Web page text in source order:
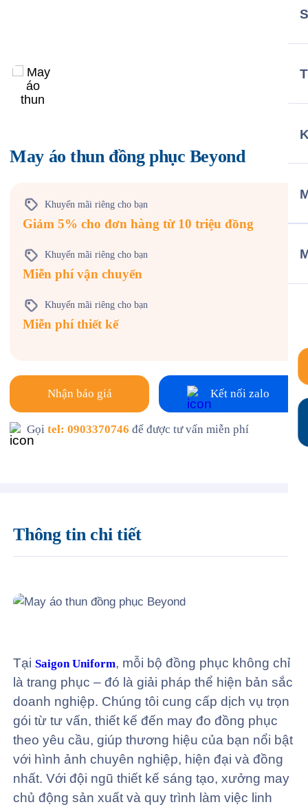
May áo thun đồng phục Beyond
Khuyến mãi riêng cho bạn
Giảm 5% cho đơn hàng từ 10 triệu đồng
Khuyến mãi riêng cho bạn
Miễn phí vận chuyển
Khuyến mãi riêng cho bạn
Miễn phí thiết kế
Nhận báo giá Kết nối zalo
Gọitel: 0903370746 để được tư vấn miễn phí
Thông tin chi tiết
TạiSaigon Uniform, mỗi bộ đồng phục không chỉ
là trang phục – đó là giải pháp thể hiện bản sắc
doanh nghiệp. Chúng tôi cung cấp dịch vụ trọn
gói từ tư vấn, thiết kế đến may đo đồng phục
theo yêu cầu, giúp thương hiệu của bạn nổi bật
với hình ảnh chuyên nghiệp, hiện đại và đồng
nhất. Với đội ngũ thiết kế sáng tạo, xưởng may
chủ động sản xuất và quy trình làm việc linh